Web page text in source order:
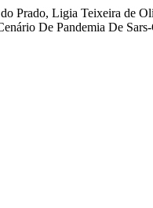
Prado, Ligia Teixeira de
De Pandemia De